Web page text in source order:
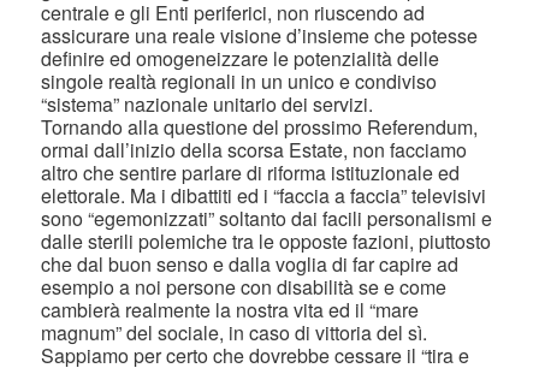
centrale e gli Enti periferici, non riuscendo ad
assicurare una reale visione d’insieme che potesse
definire ed omogeneizzare le potenzialità delle
singole realtà regionali in un unico e condiviso
“sistema” nazionale unitario dei servizi.
Tornando alla questione del prossimo Referendum,
ormai dall’inizio della scorsa Estate, non facciamo
altro che sentire parlare di riforma istituzionale ed
elettorale. Ma i dibattiti ed i “faccia a faccia” televisivi
sono “egemonizzati” soltanto dai facili personalismi e
dalle sterili polemiche tra le opposte fazioni, piuttosto
che dal buon senso e dalla voglia di far capire ad
esempio a noi persone con disabilità se e come
cambierà realmente la nostra vita ed il “mare
magnum” del sociale, in caso di vittoria del sì.
Sappiamo per certo che dovrebbe cessare il “tira e